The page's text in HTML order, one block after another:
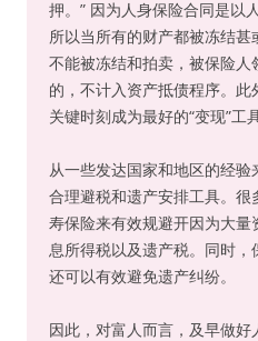
押。” 因为人身保险合同是以
所以当所有的财产都被冻结
不能被冻结和拍卖，被保险
的，不计入资产抵债程序。
关键时刻成为最好的“变现”工具
从一些发达国家和地区的经
合理避税和遗产安排工具。很
寿保险来有效规避开因为大
息所得税以及遗产税。同时
还可以有效避免遗产纠纷。
因此，对富人而言，及早做好